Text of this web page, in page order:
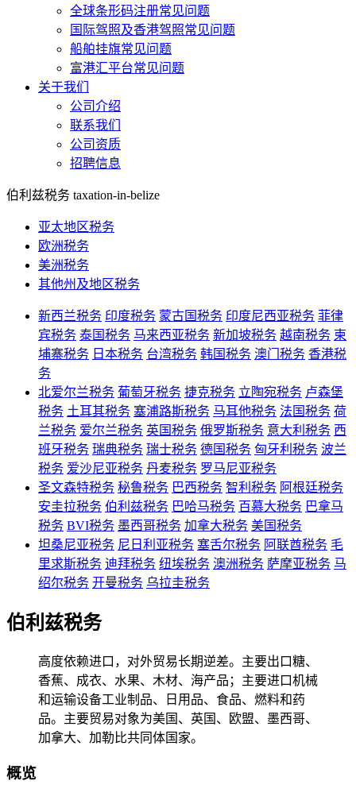
全球条形码注册常见问题
国际驾照及香港驾照常见问题
船舶挂旗常见问题
富港汇平台常见问题
关于我们
公司介绍
联系我们
公司资质
招聘信息
伯利兹税务 taxation-in-belize
亚太地区税务
欧洲税务
美洲税务
其他州及地区税务
新西兰税务 印度税务 蒙古国税务 印度尼西亚税务 菲律
宾税务 泰国税务 马来西亚税务 新加坡税务 越南税务 柬
埔寨税务 日本税务 台湾税务 韩国税务 澳门税务 香港税
务
北爱尔兰税务 葡萄牙税务 捷克税务 立陶宛税务 卢森堡
税务 土耳其税务 塞浦路斯税务 马耳他税务 法国税务 荷
兰税务 爱尔兰税务 英国税务 俄罗斯税务 意大利税务 西
班牙税务 瑞典税务 瑞士税务 德国税务 匈牙利税务 波兰
税务 爱沙尼亚税务 丹麦税务 罗马尼亚税务
圣文森特税务 秘鲁税务 巴西税务 智利税务 阿根廷税务
安圭拉税务 伯利兹税务 巴哈马税务 百慕大税务 巴拿马
税务 BVI税务 墨西哥税务 加拿大税务 美国税务
坦桑尼亚税务 尼日利亚税务 塞舌尔税务 阿联酋税务 毛
里求斯税务 迪拜税务 纽埃税务 澳洲税务 萨摩亚税务 马
绍尔税务 开曼税务 乌拉圭税务
伯利兹税务
高度依赖进口，对外贸易长期逆差。主要出口糖、
香蕉、成衣、水果、木材、海产品；主要进口机械
和运输设备工业制品、日用品、食品、燃料和药
品。主要贸易对象为美国、英国、欧盟、墨西哥、
加拿大、加勒比共同体国家。
概览